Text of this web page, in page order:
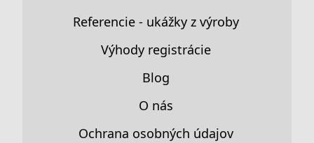
Referencie - ukážky z výroby
Výhody registrácie
Blog
O nás
Ochrana osobných údajov